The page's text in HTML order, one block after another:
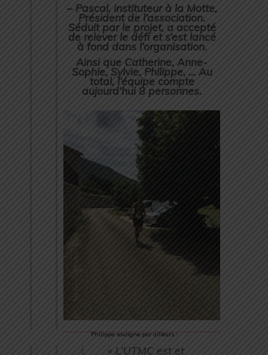
– Pascal, instituteur à la Motte,
Président de l’association.
Séduit par le projet, a accepté
de relever le défi et s’est lancé
à fond dans l’organisation.
Ainsi que Catherine, Anne-
Sophie, Sylvie, Philippe, … Au
total, l’équipe compte
aujourd’hui 8 personnes.
Philippe souligne par ailleurs :
« L’UTMC est et